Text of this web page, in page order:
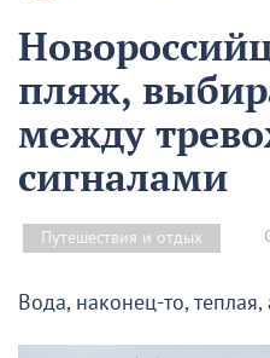
пляж,
между
сигналами
Путешествия и отдых
Вода, наконец-то,